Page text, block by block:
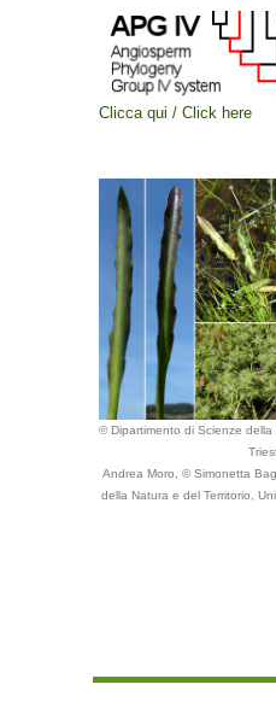
Clicca qui / Click here
© Dipartimento di Scienze
Andrea Moro, © Simonetta
della Natura e del Territorio,